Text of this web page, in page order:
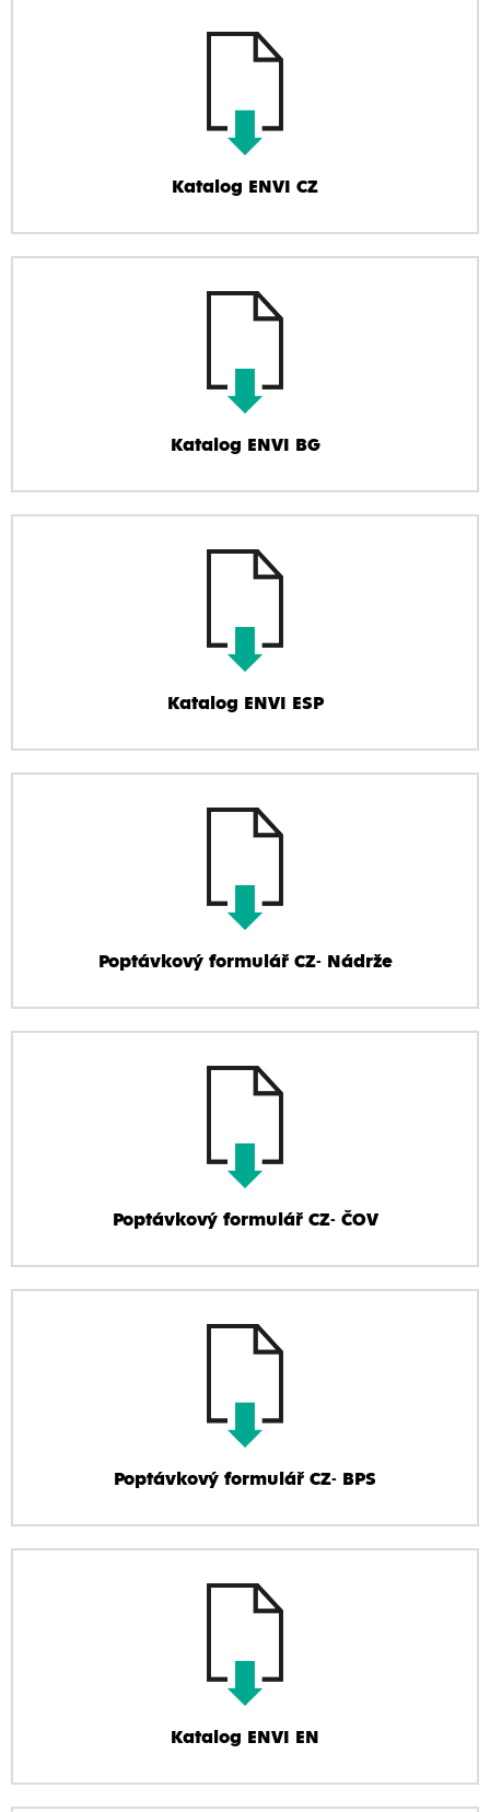
Katalog ENVI CZ
Katalog ENVI BG
Katalog ENVI ESP
Poptávkový formulář CZ- Nádrže
Poptávkový formulář CZ- ČOV
Poptávkový formulář CZ- BPS
Katalog ENVI EN